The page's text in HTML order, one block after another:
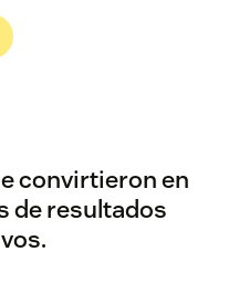
convirtieron en
de resultados